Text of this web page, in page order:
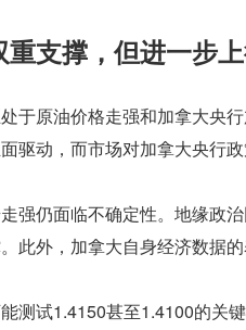
重支撑，但进一步
于原油价格走强和加拿大央
驱动，而市场对加拿大央行
强仍面临不确定性。地缘
此外，加拿大自身经济数据
测试1.4150甚至1.4100的关